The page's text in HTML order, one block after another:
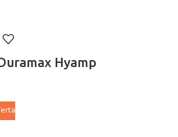
Hyamp